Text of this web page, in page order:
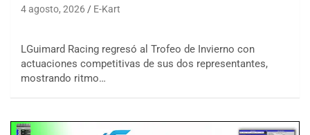
4 agosto, 2026 E-Kart
LGuimard Racing regresó al Trofeo de Invierno con
actuaciones competitivas de sus dos representantes,
mostrando ritmo…